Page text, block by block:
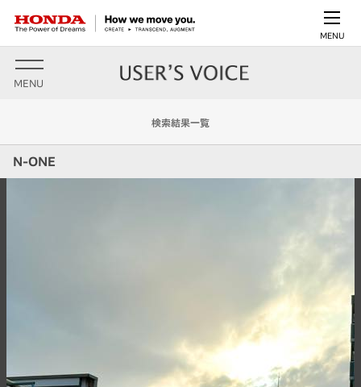
MENU
MENU
検索結果一覧
N-ONE